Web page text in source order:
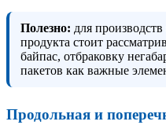
Полезно: для
продукта стоит
байпас, отбраковку
пакетов как важные
Продольная и